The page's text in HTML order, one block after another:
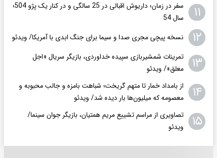
۱۱
سفر در زمان؛ داریوش اقبالی در 25 سالگی و در کنار یک پژو 504؛
سال 54
۱۲ نسخه پیچی مجری صدا و سیما برای جنگ ابدی با آمریکا/ ویدئو
۱۳
تمرینات شمشیربازی سپیده خداوردی، بازیگر سریال «اجل
معلق»/ ویدئو
۱۴
از بامداد خمار تا متهم گریخت؛ شباهت بامزه و جالب محبوبه و
معصومه که میلیون‌ها بار دیده شد/ ویدئو
۱۵
تصاویری از مراسم تشییع مریم همتیان، بازیگر جوان سینما/
ویدئو